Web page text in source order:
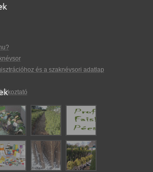
és a szaknévsori adatlap